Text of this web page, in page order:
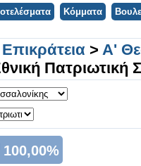
Κόμματα
> Α'
Πατριωτική
100,00%